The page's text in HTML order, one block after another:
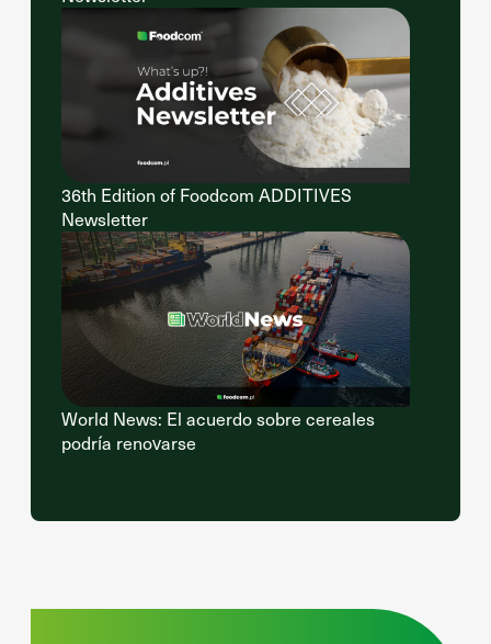
36th Edition of Foodcom ADDITIVES
Newsletter
World News: El acuerdo sobre cereales
podría renovarse